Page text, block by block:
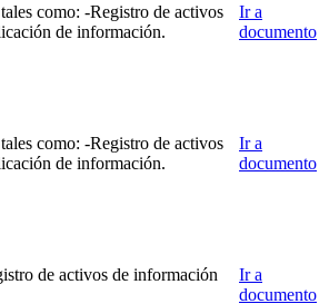
como: -Registro de activos
de información.
Ir a
documento
como: -Registro de activos
de información.
Ir a
documento
de activos de información
Ir a
documento